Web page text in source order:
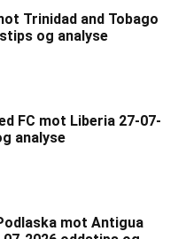
Trinidad and Tobago
og analyse
FC mot Liberia 27-07-
analyse
mot Antigua